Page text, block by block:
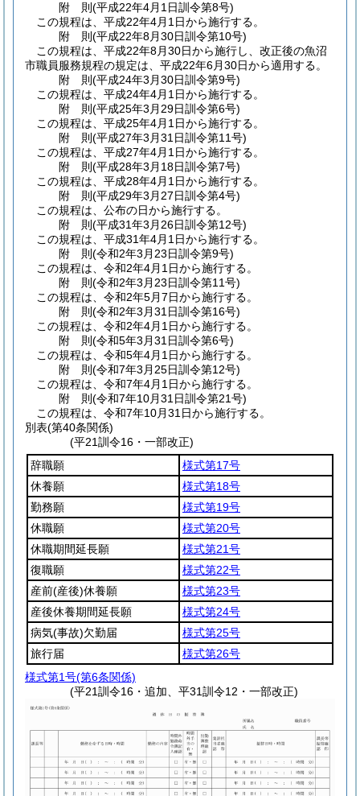
附 則(平成22年4月1日訓令第8号)
この規程は、平成22年4月1日から施行する。
附 則(平成22年8月30日訓令第10号)
この規程は、平成22年8月30日から施行し、改正後の魚沼
市職員服務規程の規定は、平成22年6月30日から適用する。
附 則(平成24年3月30日訓令第9号)
この規程は、平成24年4月1日から施行する。
附 則(平成25年3月29日訓令第6号)
この規程は、平成25年4月1日から施行する。
附 則(平成27年3月31日訓令第11号)
この規程は、平成27年4月1日から施行する。
附 則(平成28年3月18日訓令第7号)
この規程は、平成28年4月1日から施行する。
附 則(平成29年3月27日訓令第4号)
この規程は、公布の日から施行する。
附 則(平成31年3月26日訓令第12号)
この規程は、平成31年4月1日から施行する。
附 則(令和2年3月23日訓令第9号)
この規程は、令和2年4月1日から施行する。
附 則(令和2年3月23日訓令第11号)
この規程は、令和2年5月7日から施行する。
附 則(令和2年3月31日訓令第16号)
この規程は、令和2年4月1日から施行する。
附 則(令和5年3月31日訓令第6号)
この規程は、令和5年4月1日から施行する。
附 則(令和7年3月25日訓令第12号)
この規程は、令和7年4月1日から施行する。
附 則(令和7年10月31日訓令第21号)
この規程は、令和7年10月31日から施行する。
別表(第40条関係)
(平21訓令16・一部改正)
辞職願
様式第17号
休養願
様式第18号
勤務願
様式第19号
休職願
様式第20号
休職期間延長願
様式第21号
復職願
様式第22号
産前(産後)休養願
様式第23号
産後休養期間延長願
様式第24号
病気(事故)欠勤届
様式第25号
旅行届
様式第26号
様式第1号(第6条関係)
(平21訓令16・追加、平31訓令12・一部改正)